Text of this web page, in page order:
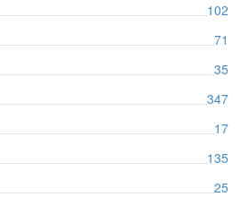
102
71
35
347
17
135
25